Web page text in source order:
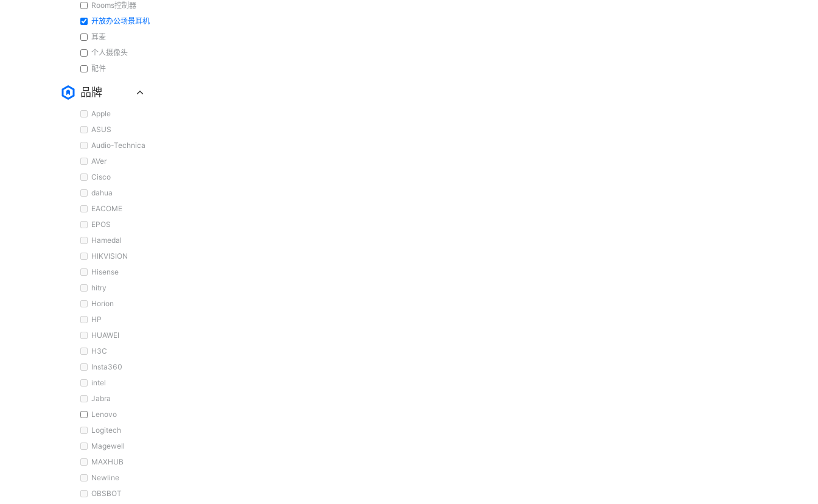
Rooms控制器
开放办公场景耳机
耳麦
个人摄像头
配件
品牌
Apple
ASUS
Audio-Technica
AVer
Cisco
dahua
EACOME
EPOS
Hamedal
HIKVISION
Hisense
hitry
Horion
HP
HUAWEI
H3C
Insta360
intel
Jabra
Lenovo
Logitech
Magewell
MAXHUB
Newline
OBSBOT